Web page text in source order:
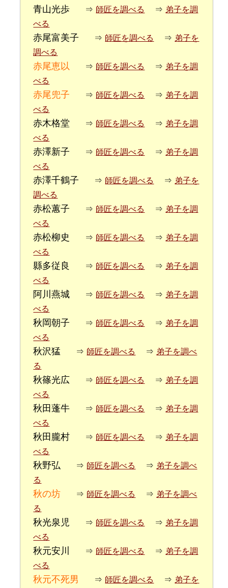
青山光歩 ⇒ 師匠を調べる ⇒ 弟子を調
べる
赤尾富美子 ⇒ 師匠を調べる ⇒ 弟子を
調べる
赤尾恵以 ⇒ 師匠を調べる ⇒ 弟子を調
べる
赤尾兜子 ⇒ 師匠を調べる ⇒ 弟子を調
べる
赤木格堂 ⇒ 師匠を調べる ⇒ 弟子を調
べる
赤澤新子 ⇒ 師匠を調べる ⇒ 弟子を調
べる
赤澤千鶴子 ⇒ 師匠を調べる ⇒ 弟子を
調べる
赤松蕙子 ⇒ 師匠を調べる ⇒ 弟子を調
べる
赤松柳史 ⇒ 師匠を調べる ⇒ 弟子を調
べる
縣多従良 ⇒ 師匠を調べる ⇒ 弟子を調
べる
阿川燕城 ⇒ 師匠を調べる ⇒ 弟子を調
べる
秋岡朝子 ⇒ 師匠を調べる ⇒ 弟子を調
べる
秋沢猛 ⇒ 師匠を調べる ⇒ 弟子を調べ
る
秋篠光広 ⇒ 師匠を調べる ⇒ 弟子を調
べる
秋田蓬牛 ⇒ 師匠を調べる ⇒ 弟子を調
べる
秋田朧村 ⇒ 師匠を調べる ⇒ 弟子を調
べる
秋野弘 ⇒ 師匠を調べる ⇒ 弟子を調べ
る
秋の坊 ⇒ 師匠を調べる ⇒ 弟子を調べ
る
秋光泉児 ⇒ 師匠を調べる ⇒ 弟子を調
べる
秋元安川 ⇒ 師匠を調べる ⇒ 弟子を調
べる
秋元不死男 ⇒ 師匠を調べる ⇒ 弟子を